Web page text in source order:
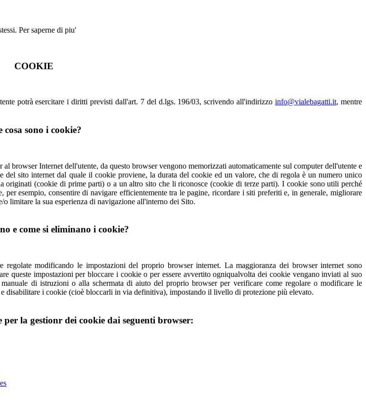
Per saperne di piu'
COOKIE
potrà esercitare i diritti previsti dall'art. 7 del d.lgs. 196/03, scrivendo all'indirizzoinfo@vialebagatti.it, mentre
cosa sono i cookie?
Internet dell'utente, da questo browser vengono memorizzati automaticamente sul computer dell'utente e
sito internet dal quale il cookie proviene, la durata del cookie ed un valore, che di regola è un numero unico
(cookie di prime parti) o a un altro sito che li riconosce (cookie di terze parti). I cookie sono utili perché
esempio, consentire di navigare efficientemente tra le pagine, ricordare i siti preferiti e, in generale, migliorare
limitare la sua esperienza di navigazione all'interno dei Sito.
e come si eliminano i cookie?
modificando le impostazioni del proprio browser internet. La maggioranza dei browser internet sono
queste impostazioni per bloccare i cookie o per essere avvertito ogniqualvolta dei cookie vengano inviati al suo
di istruzioni o alla schermata di aiuto del proprio browser per verificare come regolare o modificare le
disabilitare i cookie (cioè bloccarli in via definitiva), impostando il livello di protezione più elevato.
per la gestionr dei cookie dai seguenti browser: